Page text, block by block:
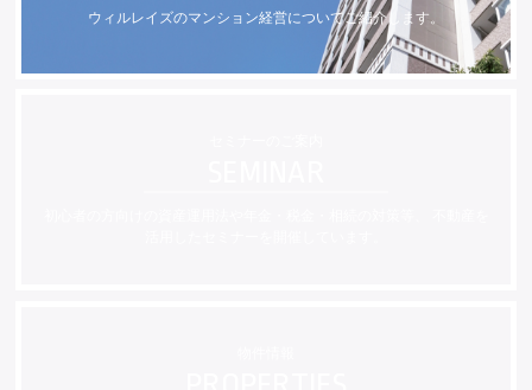
ウィルレイズのマンション経営についてご紹介します。